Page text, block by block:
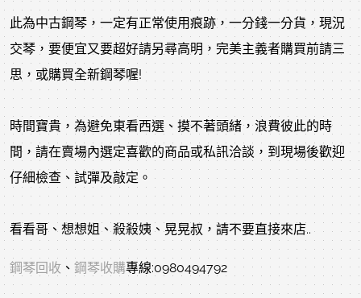
此為中古鋼琴，一定有正常使用痕跡，一分錢一分貨，現況
交琴，要便宜又要超好請另尋高明，完美主義者購買前請三
思，或購買全新鋼琴喔!
時間寶貴，為避免東看西選、摸不著頭緒，浪費彼此的時
間，請在賣場內選定喜歡的商品或私訊洽談，到現場後歡迎
仔細檢查、試彈及敲定。
看看哥、想想姐、殺殺姨、晃晃叔，請不要直接來店..
鋼琴回收 、 鋼琴收購專線:0980494792